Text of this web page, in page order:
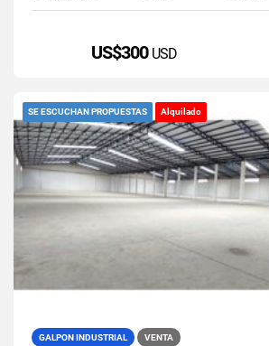
US$300 USD
SE ESCUCHAN PROPUESTAS Alquilado
GALPON INDUSTRIAL VENTA